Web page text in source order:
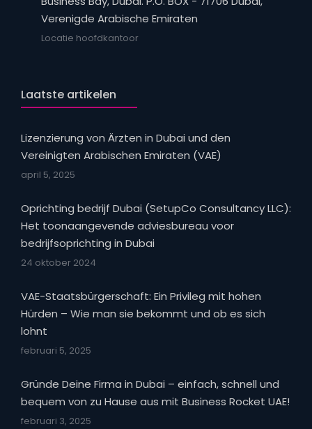
Verenigde Arabische Emiraten
Locatie hoofdkantoor
Laatste artikelen
Lizenzierung von Ärzten in Dubai und den
Vereinigten Arabischen Emiraten (VAE)
april 5, 2025
Oprichting bedrijf Dubai (SetupCo Consultancy LLC):
Het toonaangevende adviesbureau voor
bedrijfsoprichting in Dubai
24 oktober 2024
VAE-Staatsbürgerschaft: Ein Privileg mit hohen
Hürden – Wie man sie bekommt und ob es sich
lohnt
februari 5, 2025
Gründe Deine Firma in Dubai – einfach, schnell und
bequem von zu Hause aus mit Business Rocket UAE!
februari 3, 2025